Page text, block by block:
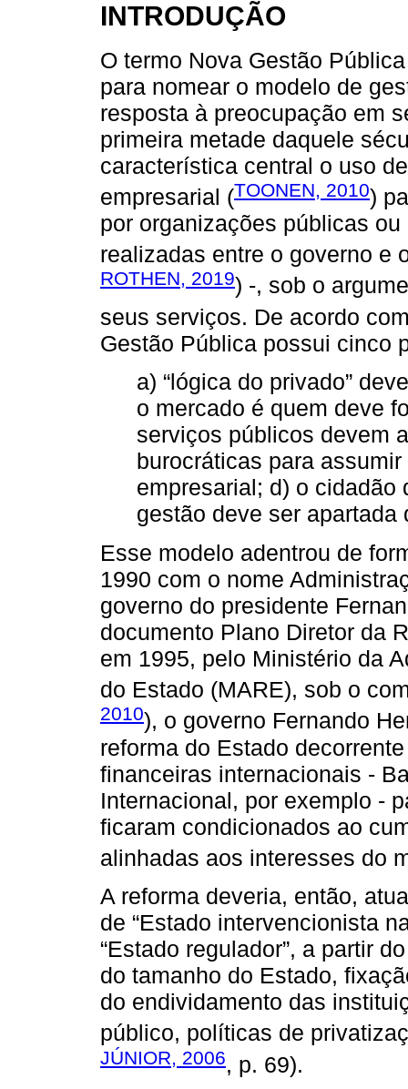
INTRODUÇÃO
O termo Nova Gestão
para nomear o modelo de
resposta à preocupação em
primeira metade daquele
característica central o uso
empresarial (TOONEN, 2010)
por organizações públicas
realizadas entre o governo e
ROTHEN, 2019) -, sob o
seus serviços. De acordo
Gestão Pública possui cinco
a) “lógica do privado”
o mercado é quem deve
serviços públicos devem
burocráticas para
empresarial; d) o cidadão
gestão deve ser apartada
Esse modelo adentrou de
1990 com o nome
governo do presidente
documento Plano Diretor da
em 1995, pelo Ministério da
do Estado (MARE), sob o
2010), o governo Fernando
reforma do Estado
financeiras internacionais -
Internacional, por exemplo -
ficaram condicionados ao
alinhadas aos interesses do
A reforma deveria, então,
de “Estado intervencionista
“Estado regulador”, a partir
do tamanho do Estado,
do endividamento das
público, políticas de
JÚNIOR, 2006, p. 69).